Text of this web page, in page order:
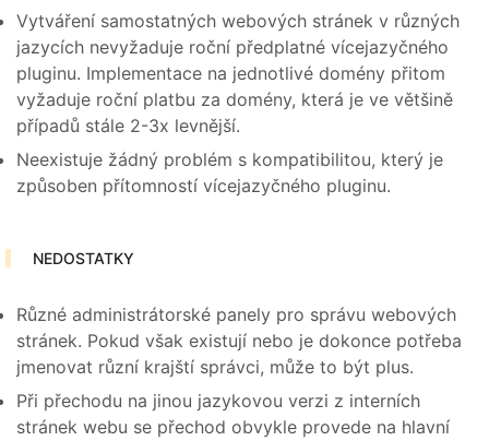
Vytváření samostatných webových stránek v různých
jazycích nevyžaduje roční předplatné vícejazyčného
pluginu. Implementace na jednotlivé domény přitom
vyžaduje roční platbu za domény, která je ve většině
případů stále 2-3x levnější.
Neexistuje žádný problém s kompatibilitou, který je
způsoben přítomností vícejazyčného pluginu.
NEDOSTATKY
Různé administrátorské panely pro správu webových
stránek. Pokud však existují nebo je dokonce potřeba
jmenovat různí krajští správci, může to být plus.
Při přechodu na jinou jazykovou verzi z interních
stránek webu se přechod obvykle provede na hlavní